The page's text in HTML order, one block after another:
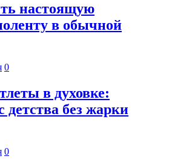
настоящую
в обычной
0
в духовке:
детства без жарки
0